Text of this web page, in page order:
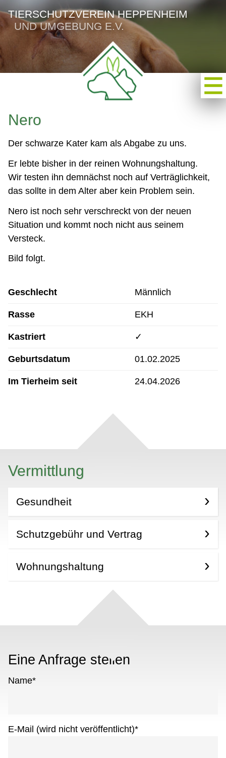
TIERSCHUTZVEREIN HEPPENHEIM
UND UMGEBUNG E.V.
Nero
Der schwarze Kater kam als Abgabe zu uns.
Er lebte bisher in der reinen Wohnungshaltung.
Wir testen ihn demnächst noch auf Verträglichkeit,
das sollte in dem Alter aber kein Problem sein.
Nero ist noch sehr verschreckt von der neuen
Situation und kommt noch nicht aus seinem
Versteck.
Bild folgt.
Geschlecht Männlich
Rasse EKH
Kastriert ✓
Geburtsdatum 01.02.2025
Im Tierheim seit 24.04.2026
Vermittlung
Gesundheit
Schutzgebühr und Vertrag
Wohnungshaltung
Eine Anfrage stellen
Name*
E-Mail (wird nicht veröffentlicht)*